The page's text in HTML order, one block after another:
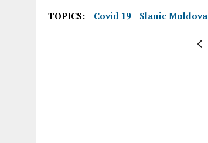
TOPICS: Covid 19 Slanic Moldova